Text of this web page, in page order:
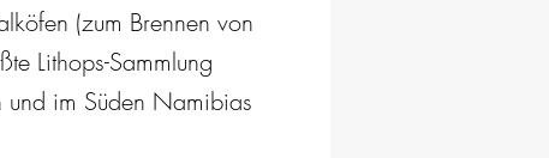
(zum Brennen von
Lithops-Sammlung
und im Süden Namibias